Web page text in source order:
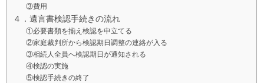
③費用
４．遺言書検認手続きの流れ
①必要書類を揃え検認を申立てる
②家庭裁判所から検認期日調整の連絡が入る
③相続人全員へ検認期日が通知される
④検認の実施
⑤検認手続きの終了